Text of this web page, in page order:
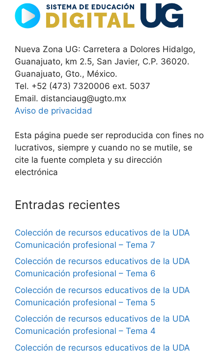
Nueva Zona UG: Carretera a Dolores Hidalgo,
Guanajuato, km 2.5, San Javier, C.P. 36020.
Guanajuato, Gto., México.
Tel. +52 (473) 7320006 ext. 5037
Email. distanciaug@ugto.mx
Aviso de privacidad
Esta página puede ser reproducida con fines no
lucrativos, siempre y cuando no se mutile, se
cite la fuente completa y su dirección
electrónica
Entradas recientes
Colección de recursos educativos de la UDA
Comunicación profesional – Tema 7
Colección de recursos educativos de la UDA
Comunicación profesional – Tema 6
Colección de recursos educativos de la UDA
Comunicación profesional – Tema 5
Colección de recursos educativos de la UDA
Comunicación profesional – Tema 4
Colección de recursos educativos de la UDA